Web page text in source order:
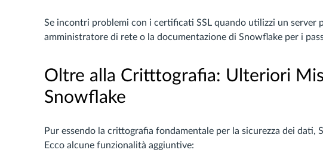
Se incontri problemi con i certificati SSL quando utilizzi un server
amministratore di rete o la documentazione di Snowflake per i
Oltre alla Critttografia: Ulteriori
Snowflake
Pur essendo la crittografia fondamentale per la sicurezza dei dati,
Ecco alcune funzionalità aggiuntive: